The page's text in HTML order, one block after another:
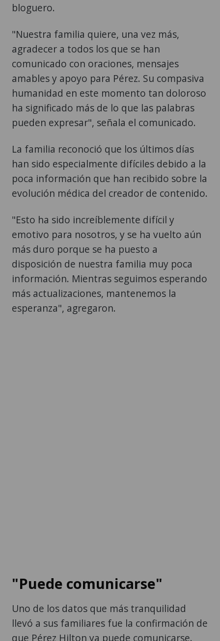
bloguero.
"Nuestra familia quiere, una vez más,
agradecer a todos los que se han
comunicado con oraciones, mensajes
amables y apoyo para Pérez. Su compasiva
humanidad en este momento tan doloroso
ha significado más de lo que las palabras
pueden expresar", señala el comunicado.
La familia reconoció que los últimos días
han sido especialmente difíciles debido a la
poca información que han recibido sobre la
evolución médica del creador de contenido.
"Esto ha sido increíblemente difícil y
emotivo para nosotros, y se ha vuelto aún
más duro porque se ha puesto a
disposición de nuestra familia muy poca
información. Mientras seguimos esperando
más actualizaciones, mantenemos la
esperanza", agregaron.
"Puede comunicarse"
Uno de los datos que más tranquilidad
llevó a sus familiares fue la confirmación de
que Pérez Hilton ya puede comunicarse.